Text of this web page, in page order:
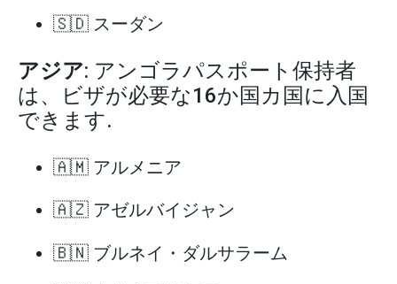
🇸🇩 スーダン
アジア: アンゴラパスポート保持者
は、ビザが必要な16か国カ国に入国
できます.
🇦🇲 アルメニア
🇦🇿 アゼルバイジャン
🇧🇳 ブルネイ・ダルサラーム